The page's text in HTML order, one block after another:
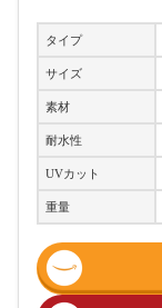
タイプ
サイズ
素材
耐水性
UVカット
重量